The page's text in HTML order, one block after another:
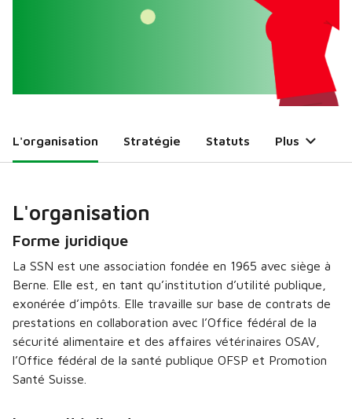
L'organisation Stratégie Statuts Plus
L'organisation
Forme juridique
La SSN est une association fondée en 1965 avec siège à
Berne. Elle est, en tant qu’institution d’utilité publique,
exonérée d’impôts. Elle travaille sur base de contrats de
prestations en collaboration avec l’Office fédéral de la
sécurité alimentaire et des affaires vétérinaires OSAV,
l’Office fédéral de la santé publique OFSP et Promotion
Santé Suisse.